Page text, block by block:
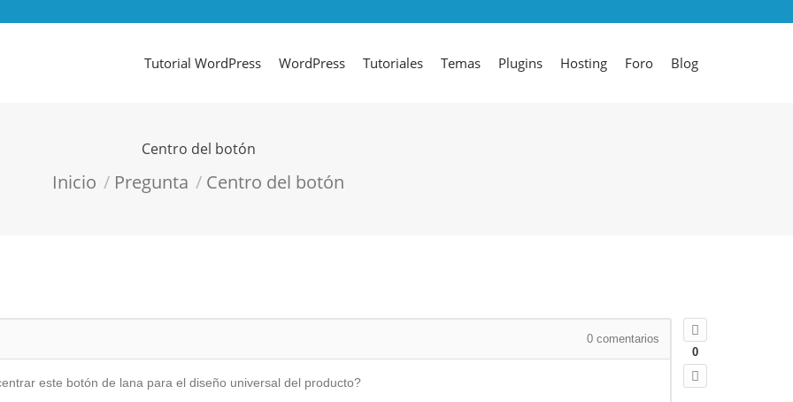
Tutorial WordPress WordPress Tutoriales Temas Plugins Hosting Foro Blog
Centro del botón
Estás aquí:
Inicio Pregunta Centro del botón
0
0 comentarios
este botón de lana para el diseño universal del producto?